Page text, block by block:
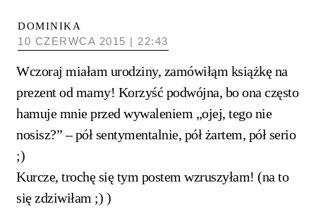
DOMINIKA
10 CZERWCA 2015 | 22:43
Wczoraj miałam urodziny, zamówiłąm książkę na
prezent od mamy! Korzyść podwójna, bo ona często
hamuje mnie przed wywaleniem „ojej, tego nie
nosisz?” – pół sentymentalnie, pół żartem, pół serio
;)
Kurcze, trochę się tym postem wzruszyłam! (na to
się zdziwiłam ;) )